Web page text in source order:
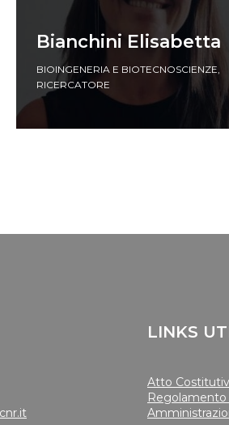
Bianchini Elisabetta
BIOINGENERIA E BIOTECNOSCIENZE,
RICERCATORE
LINKS
Atto